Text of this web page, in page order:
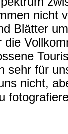
nicht
Blätter
sehr für
nicht,